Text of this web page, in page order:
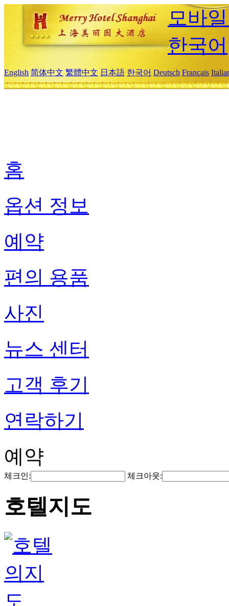
모바
한국어
English 简体中文 繁體中文 日本語 한국어 Deutsch Français
홈
옵션 정보
예약
편의 용품
사진
뉴스 센터
고객 후기
연락하기
예약
체크인: 체크아웃:
호텔지도